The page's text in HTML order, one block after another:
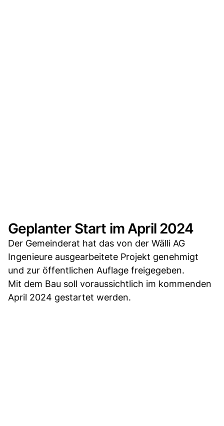
Geplanter Start im April 2024
Der Gemeinderat hat das von der Wälli AG
Ingenieure ausgearbeitete Projekt genehmigt
und zur öffentlichen Auflage freigegeben.
Mit dem Bau soll voraussichtlich im kommenden
April 2024 gestartet werden.